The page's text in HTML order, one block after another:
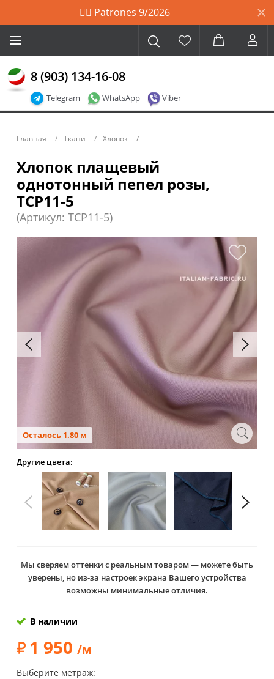
🙋‍♀️ Patrones 9/2026
Telegram WhatsApp Viber
8 (903) 134-16-08
Главная Ткани Хлопок
Хлопок плащевый
однотонный пепел розы,
TCP11-5
(Артикул: TCP11-5)
Осталось 1.80 м
Другие цвета:
Мы сверяем оттенки с реальным товаром — можете быть
уверены, но из-за настроек экрана Вашего устройства
возможны минимальные отличия.
В наличии
1 950 /м
Выберите метраж: